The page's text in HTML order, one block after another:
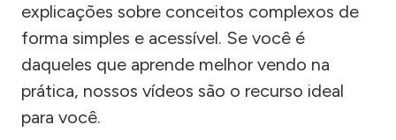
explicações sobre conceitos complexos de
forma simples e acessível. Se você é
daqueles que aprende melhor vendo na
prática, nossos vídeos são o recurso ideal
para você.